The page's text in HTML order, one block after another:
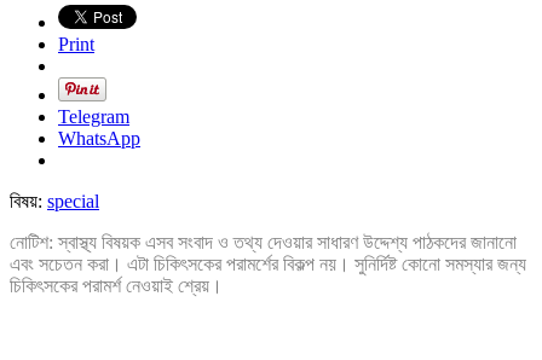
Print
Telegram
WhatsApp
বিষয়: special
নোটিশ: স্বাস্থ্য বিষয়ক এসব সংবাদ ও তথ্য দেওয়ার সাধারণ উদ্দেশ্য পাঠকদের জানানো
এবং সচেতন করা। এটা চিকিৎসকের পরামর্শের বিকল্প নয়। সুনির্দিষ্ট কোনো সমস্যার জন্য
চিকিৎসকের পরামর্শ নেওয়াই শ্রেয়।